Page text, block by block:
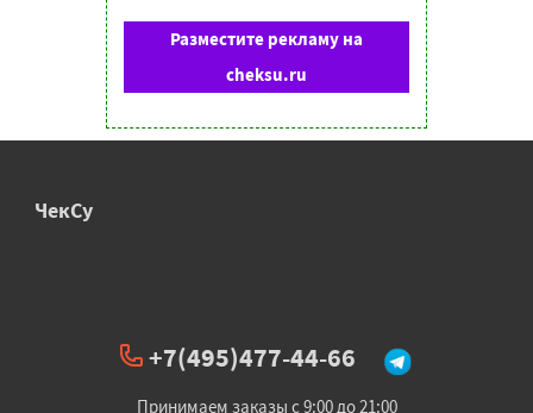
Разместите рекламу на
cheksu.ru
ЧекСу
+7(495)477-44-66
Принимаем заказы с 9:00 до 21:00